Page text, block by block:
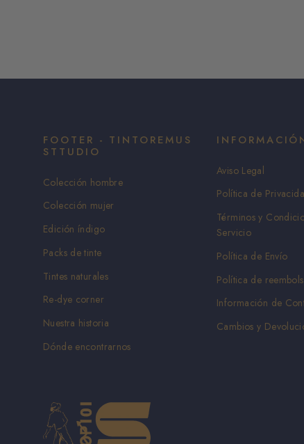
FOOTER - TINTOREMUS
STTUDIO
Colección hombre
Colección mujer
Edición índigo
Packs de tinte
Tintes naturales
Re-dye corner
Nuestra historia
Dónde encontrarnos
Aviso Legal
Política de
Términos y
Servicio
Política de Envío
Política de
Información de
Cambios y